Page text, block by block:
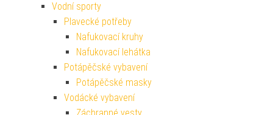
Vodní sporty
Plavecké potřeby
Nafukovací kruhy
Nafukovací lehátka
Potápěčské vybavení
Potápěčské masky
Vodácké vybavení